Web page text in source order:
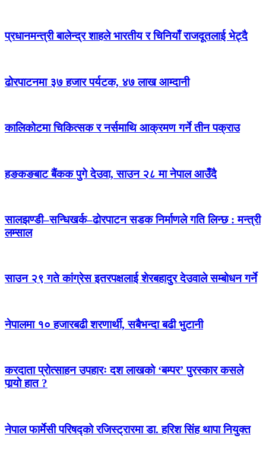
प्रधानमन्त्री बालेन्द्र शाहले भारतीय र चिनियाँ राजदूतलाई भेट्दै
ढोरपाटनमा ३७ हजार पर्यटक, ४७ लाख आम्दानी
कालिकोटमा चिकित्सक र नर्समाथि आक्रमण गर्ने तीन पक्राउ
हङकङबाट बैंकक पुगे देउवा, साउन २८ मा नेपाल आउँदै
सालझण्डी–सन्धिखर्क–ढोरपाटन सडक निर्माणले गति लिन्छ : मन्त्री
लम्साल
साउन २९ गते कांग्रेस इतरपक्षलाई शेरबहादुर देउवाले सम्बोधन गर्ने
नेपालमा १० हजारबढी शरणार्थी, सबैभन्दा बढी भुटानी
करदाता प्रोत्साहन उपहारः दश लाखको ‘बम्पर’ पुरस्कार कसले
पार्‍याे हात ?
नेपाल फार्मेसी परिषद्को रजिस्ट्रारमा डा. हरिश सिंह थापा नियुक्त